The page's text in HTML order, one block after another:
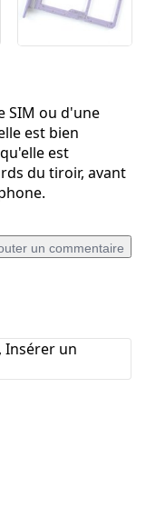
SIM ou d'une
est bien
est
du tiroir, avant
un commentaire